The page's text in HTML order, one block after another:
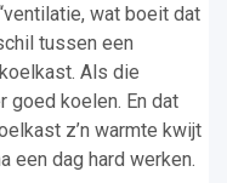
wat boeit dat
tussen een
Als die
goed koelen. En dat
z’n warmte kwijt
een dag hard werken.